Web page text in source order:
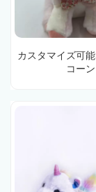
カスタマイズ可
コーン